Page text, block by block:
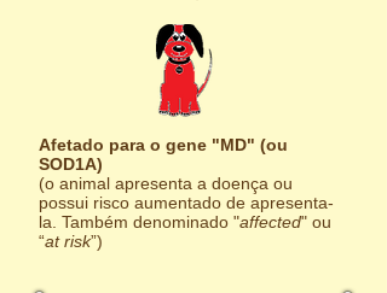
Afetado para o gene "MD" (ou
SOD1A)
(o animal apresenta a doença ou
possui risco aumentado de apresenta-
la. Também denominado "affected" ou
“at risk”)